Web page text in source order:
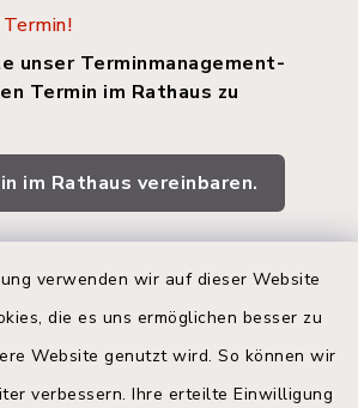
verwenden wir auf dieser Website
die es uns ermöglichen besser zu
Website genutzt wird. So können wir
verbessern. Ihre erteilte Einwilligung
Termin!
unser Terminmanagement-
Termin im Rathaus zu
im Rathaus vereinbaren.
Holstein